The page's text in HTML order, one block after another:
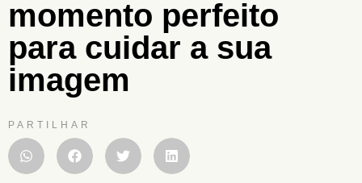
momento perfeito
para cuidar a sua
imagem
PARTILHAR